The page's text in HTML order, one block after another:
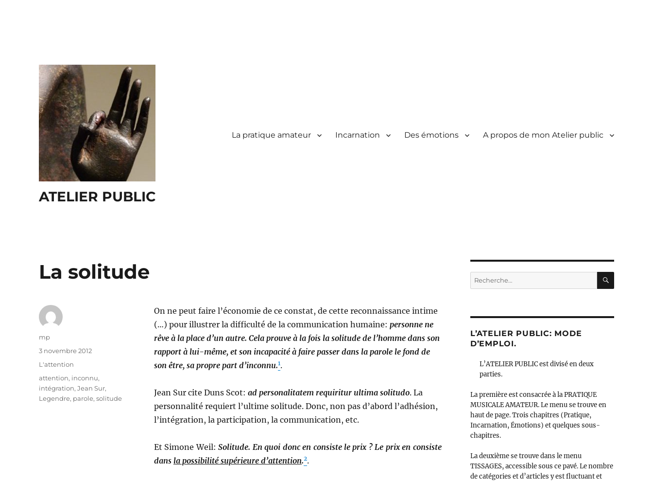
ATELIER PUBLIC
La pratique amateur Incarnation Des émotions A propos de mon Atelier public
La solitude
On ne peut faire l’économie de ce constat, de cette reconnaissance intime
(…) pour illustrer la difficulté de la communication humaine: personne ne
rêve à la place d’un autre. Cela prouve à la fois la solitude de l’homme dans son
rapport à lui-même, et son incapacité à faire passer dans la parole le fond de
son être, sa propre part d’inconnu.1.
Jean Sur cite Duns Scot: ad personalitatem requiritur ultima solitudo. La
personnalité requiert l’ultime solitude. Donc, non pas d’abord l’adhésion,
l’intégration, la participation, la communication, etc.
Et Simone Weil:Solitude. En quoi donc en consiste le prix ? Le prix en consiste
dans la possibilité supérieure d’attention.2.
Auteur
mp
Publié
3 novembre 2012
Catégories
L'attention
Étiquettes
attention, inconnu,
intégration,Jean Sur,
Legendre, parole,solitude
Recherche
pour :
L’ATELIER PUBLIC: MODE
D’EMPLOI.
L’ATELIER PUBLIC est divisé en deux
parties.
La première est consacrée à la PRATIQUE
MUSICALE AMATEUR. Le menu se trouve en
haut de page. Trois chapitres (Pratique,
Incarnation, Émotions) et quelques sous-
chapitres.
La deuxième se trouve dans le menu
TISSAGES, accessible sous ce pavé. Le nombre
de catégories et d’articles y est fluctuant et